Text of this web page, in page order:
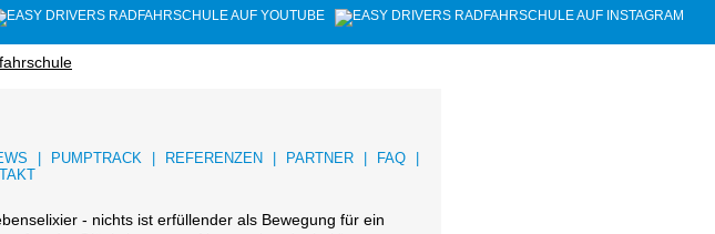
PUMPTRACK REFERENZEN PARTNER FAQ
- nichts ist erfüllender als Bewegung für ein